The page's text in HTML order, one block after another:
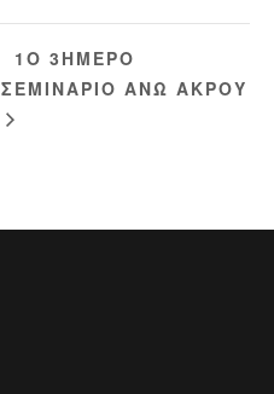
1O 3ΗΜΕΡΟ
ΣΕΜΙΝΑΡΙΟ ΑΝΩ ΑΚΡΟΥ